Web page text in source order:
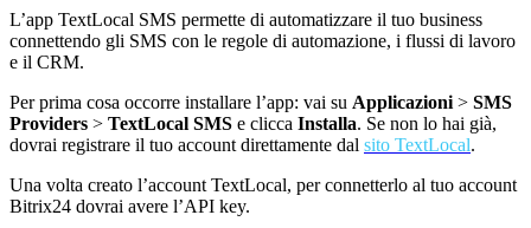
L’app TextLocal SMS permette di automatizzare il tuo business
connettendo gli SMS con le regole di automazione, i flussi di lavoro
e il CRM.
Per prima cosa occorre installare l’app: vai su Applicazioni> SMS
Providers > TextLocal SMS e clicca Installa. Se non lo hai già,
dovrai registrare il tuo account direttamente dal sito TextLocal.
Una volta creato l’account TextLocal, per connetterlo al tuo account
Bitrix24 dovrai avere l’API key.